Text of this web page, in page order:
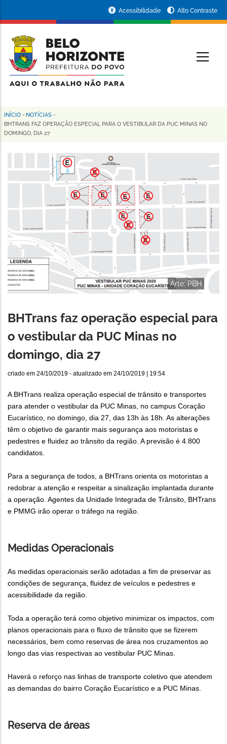
conteúdo
principal
da
Prefeitura
de
Horizonte
Acessibilidade Alto Contraste
Trilha
de
navegação
INÍCIO - NOTÍCIAS -
BHTRANS FAZ OPERAÇÃO ESPECIAL PARA O VESTIBULAR DA PUC MINAS NO
DOMINGO, DIA 27
Arte: PBH
BHTrans faz operação especial para
o vestibular da PUC Minas no
domingo, dia 27
criado em 24/10/2019 - atualizado em 24/10/2019 | 19:54
A BHTrans realiza operação especial de trânsito e transportes
para atender o vestibular da PUC Minas, no campus Coração
Eucarístico, no domingo, dia 27, das 13h às 18h. As alterações
têm o objetivo de garantir mais segurança aos motoristas e
pedestres e fluidez ao trânsito da região. A previsão é 4.800
candidatos.
Para a segurança de todos, a BHTrans orienta os motoristas a
redobrar a atenção e respeitar a sinalização implantada durante
a operação. Agentes da Unidade Integrada de Trânsito, BHTrans
e PMMG irão operar o tráfego na região.
Medidas Operacionais
As medidas operacionais serão adotadas a fim de preservar as
condições de segurança, fluidez de veículos e pedestres e
acessibilidade da região.
Toda a operação terá como objetivo minimizar os impactos, com
planos operacionais para o fluxo de trânsito que se fizerem
necessários, bem como reservas de área nos cruzamentos ao
longo das vias respectivas ao vestibular PUC Minas.
Haverá o reforço nas linhas de transporte coletivo que atendem
as demandas do bairro Coração Eucarístico e a PUC Minas.
Reserva de áreas